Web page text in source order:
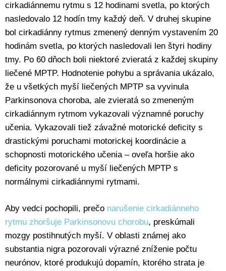
cirkadiánnemu rytmu s 12 hodinami svetla, po ktorých
nasledovalo 12 hodín tmy každý deň. V druhej skupine
bol cirkadiánny rytmus zmenený denným vystavením 20
hodinám svetla, po ktorých nasledovali len štyri hodiny
tmy. Po 60 dňoch boli niektoré zvieratá z každej skupiny
liečené MPTP. Hodnotenie pohybu a správania ukázalo,
že u všetkých myší liečených MPTP sa vyvinula
Parkinsonova choroba, ale zvieratá so zmeneným
cirkadiánnym rytmom vykazovali významné poruchy
učenia. Vykazovali tiež závažné motorické deficity s
drastickými poruchami motorickej koordinácie a
schopnosti motorického učenia – oveľa horšie ako
deficity pozorované u myší liečených MPTP s
normálnymi cirkadiánnymi rytmami.
Aby vedci pochopili, prečo narušenie cirkadiánneho
rytmu zhoršuje Parkinsonovu chorobu, preskúmali
mozgy postihnutých myší. V oblasti známej ako
substantia nigra pozorovali výrazné zníženie počtu
neurónov, ktoré produkujú dopamín, ktorého strata je